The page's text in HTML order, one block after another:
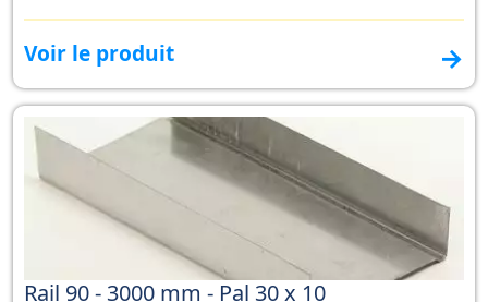
Voir le produit →
Rail 90 - 3000 mm - Pal 30 x 10